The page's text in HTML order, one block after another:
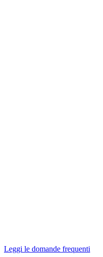
Leggi le domande frequenti